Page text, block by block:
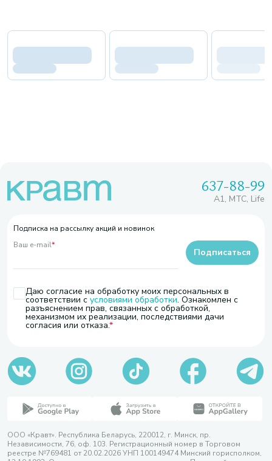
637-88-99
A1, МТС, Life
Подписка на рассылку акций и новинок
Ваш e-mail*
Даю согласие на обработку моих персональных в
соответствии с условиями обработки. Ознакомлен с
разъяснением прав, связанных с обработкой,
механизмом их реализации, последствиями дачи
согласия или отказа.
Подписаться
ООО «Кравт». Республика Беларусь, 220012, г. Минск, пр.
Независимости, 76, оф. 103. Регистрационный номер в Торговом
реестре №769481 от 20.02.2026 УНП 100149474 Минский горисполком,